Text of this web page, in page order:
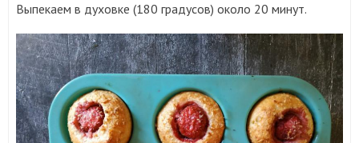
Выпекаем в духовке (180 градусов) около 20 минут.